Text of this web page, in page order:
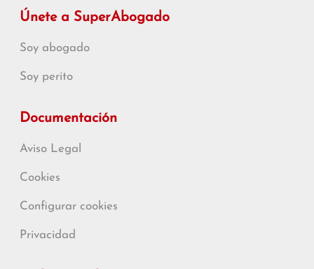
Únete a SuperAbogado
Soy abogado
Soy perito
Documentación
Aviso Legal
Cookies
Configurar cookies
Privacidad